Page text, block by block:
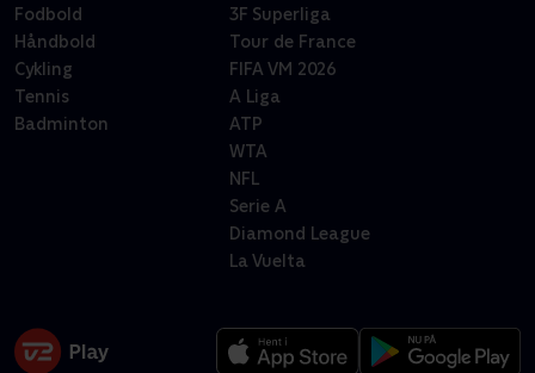
Fodbold
Håndbold
Cykling
Tennis
Badminton
3F Superliga
Tour de France
FIFA VM 2026
A Liga
ATP
WTA
NFL
Serie A
Diamond League
La Vuelta